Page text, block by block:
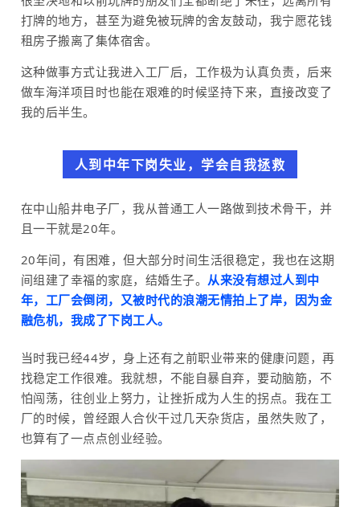
打牌的地方，甚至为避免被玩牌的舍友鼓动，我宁愿花钱
租房子搬离了集体宿舍。
这种做事方式让我进入工厂后，工作极为认真负责，后来
做车海洋项目时也能在艰难的时候坚持下来，直接改变了
我的后半生。
人到中年下岗失业，学会自我拯救
在中山船井电子厂，我从普通工人一路做到技术骨干，并
且一干就是20年。
20年间，有困难，但大部分时间生活很稳定，我也在这期
间组建了幸福的家庭，结婚生子。 从来没有想过人到中
年，工厂会倒闭，又被时代的浪潮无情拍上了岸，因为金
融危机，我成了下岗工人。
当时我已经44岁，身上还有之前职业带来的健康问题，再
找稳定工作很难。我就想，不能自暴自弃，要动脑筋，不
怕闯荡，往创业上努力，让挫折成为人生的拐点。我在工
厂的时候，曾经跟人合伙干过几天杂货店，虽然失败了，
也算有了一点点创业经验。